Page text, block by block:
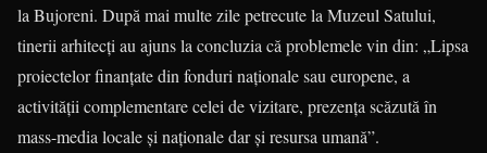
la Bujoreni. După mai multe zile petrecute la Muzeul Satului,
tinerii arhitecţi au ajuns la concluzia că problemele vin din: „Lipsa
proiectelor finanţate din fonduri naţionale sau europene, a
activităţii complementare celei de vizitare, prezenţa scăzută în
mass-media locale şi naţionale dar şi resursa umană”.